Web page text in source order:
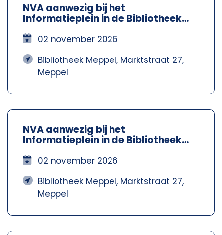
NVA aanwezig bij het
Informatieplein in de Bibliotheek
Meppel
02 november 2026
Bibliotheek Meppel, Marktstraat 27,
Meppel
NVA aanwezig bij het
Informatieplein in de Bibliotheek
Meppel
02 november 2026
Bibliotheek Meppel, Marktstraat 27,
Meppel